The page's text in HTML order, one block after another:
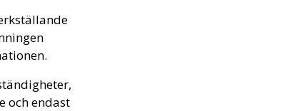
och endast